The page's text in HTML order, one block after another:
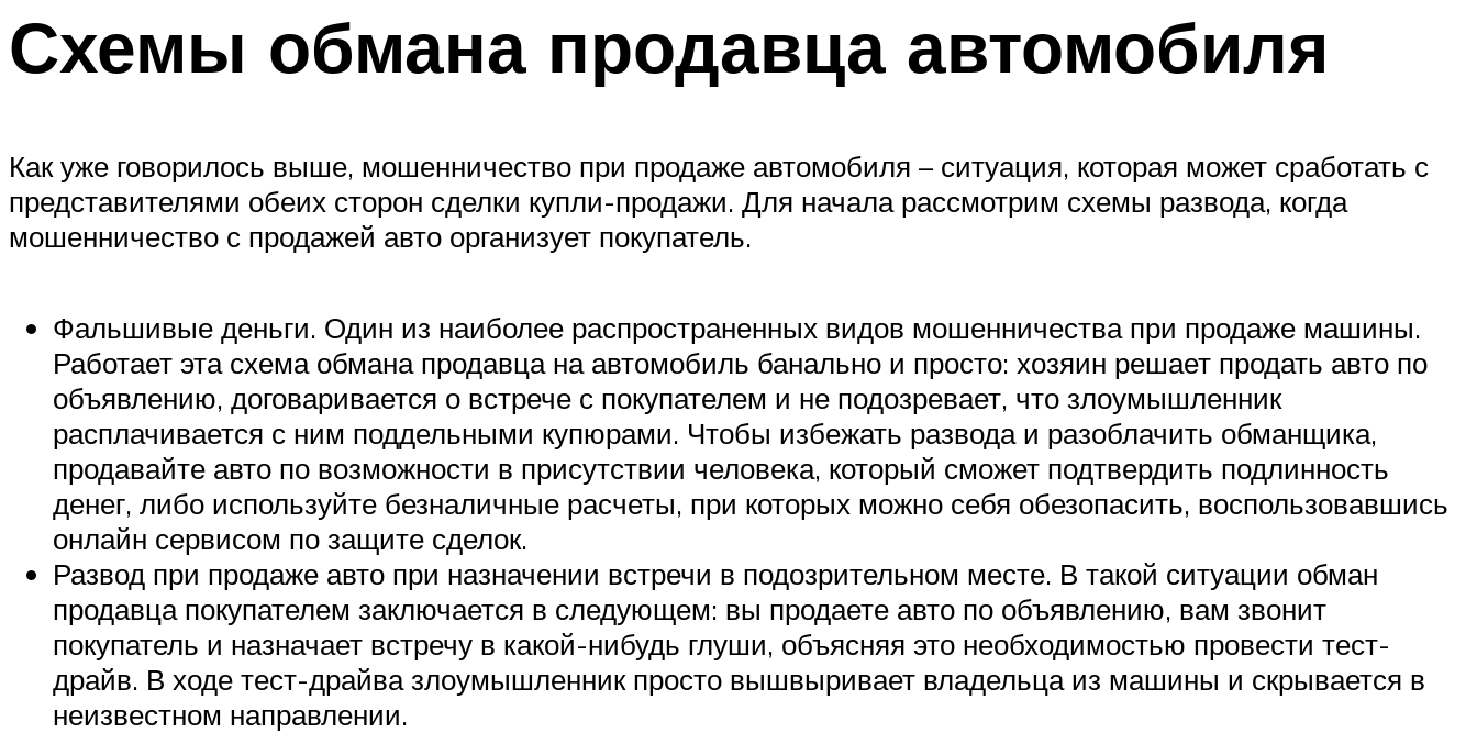
Схемы обмана продавца автомобиля
Как уже говорилось выше, мошенничество при продаже автомобиля – ситуация, которая может сработать с
представителями обеих сторон сделки купли-продажи. Для начала рассмотрим схемы развода, когда
мошенничество с продажей авто организует покупатель.
Фальшивые деньги. Один из наиболее распространенных видов мошенничества при продаже машины.
Работает эта схема обмана продавца на автомобиль банально и просто: хозяин решает продать авто по
объявлению, договаривается о встрече с покупателем и не подозревает, что злоумышленник
расплачивается с ним поддельными купюрами. Чтобы избежать развода и разоблачить обманщика,
продавайте авто по возможности в присутствии человека, который сможет подтвердить подлинность
денег, либо используйте безналичные расчеты, при которых можно себя обезопасить, воспользовавшись
онлайн сервисом по защите сделок.
Развод при продаже авто при назначении встречи в подозрительном месте. В такой ситуации обман
продавца покупателем заключается в следующем: вы продаете авто по объявлению, вам звонит
покупатель и назначает встречу в какой-нибудь глуши, объясняя это необходимостью провести тест-
драйв. В ходе тест-драйва злоумышленник просто вышвыривает владельца из машины и скрывается в
неизвестном направлении.